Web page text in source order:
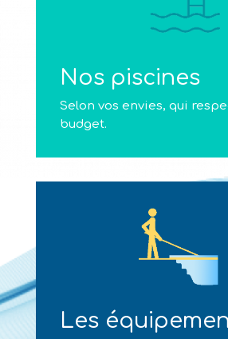
Nos piscines
Selon vos envies, qui
budget.
Les